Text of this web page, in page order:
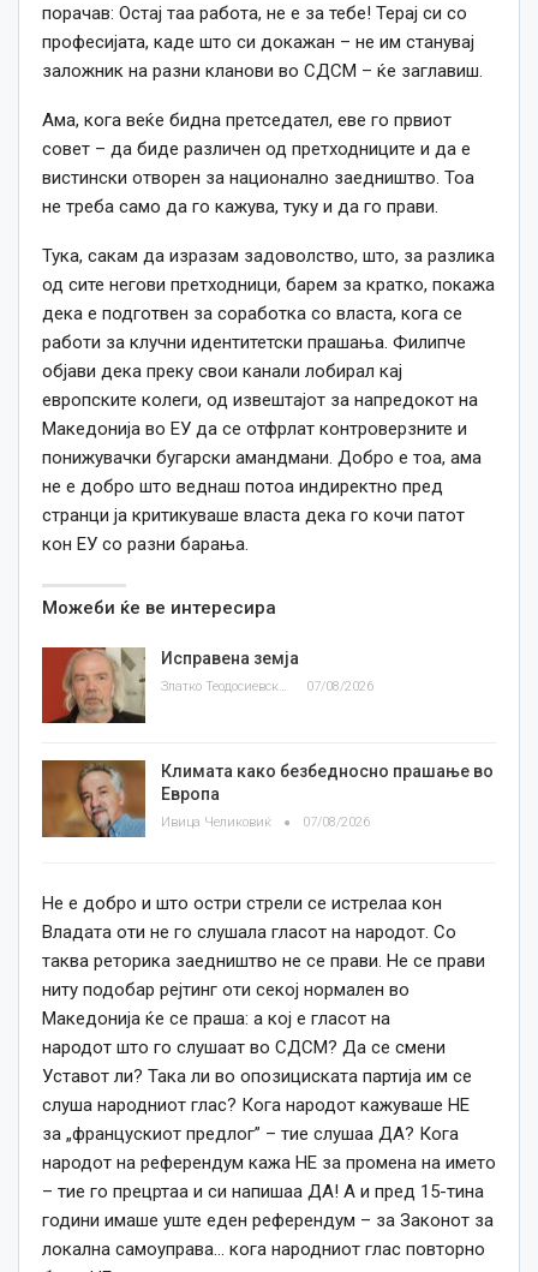
порачав: Остај таа работа, не е за тебе! Терај си со
професијата, каде што си докажан – не им станувај
заложник на разни кланови во СДСМ – ќе заглавиш.
Ама, кога веќе бидна претседател, еве го првиот
совет – да биде различен од претходниците и да е
вистински отворен за национално заедништво. Тоа
не треба само да го кажува, туку и да го прави.
Тука, сакам да изразам задоволство, што, за разлика
од сите негови претходници, барем за кратко, покажа
дека е подготвен за соработка со власта, кога се
работи за клучни идентитетски прашања. Филипче
објави дека преку свои канали лобирал кај
европските колеги, од извештајот за напредокот на
Македонија во ЕУ да се отфрлат контроверзните и
понижувачки бугарски амандмани. Добро е тоа, ама
не е добро што веднаш потоа индиректно пред
странци ја критикуваше власта дека го кочи патот
кон ЕУ со разни барања.
Можеби ќе ве интересира
Исправена земја
Златко Теодосиевски 07/08/2026
Климата како безбедносно прашање во
Европа
Ивица Челиковиќ 07/08/2026
Не е добро и што остри стрели се истрелаа кон
Владата оти не го слушала гласот на народот. Со
таква реторика заедништво не се прави. Не се прави
ниту подобар рејтинг оти секој нормален во
Македонија ќе се праша: а кој е гласот на
народот што го слушаат во СДСМ? Да се смени
Уставот ли? Така ли во опозициската партија им се
слуша народниот глас? Кога народот кажуваше НЕ
за „францускиот предлог” – тие слушаа ДА? Кога
народот на референдум кажа НЕ за промена на името
– тие го прецртаа и си напишаа ДА! А и пред 15-тина
години имаше уште еден референдум – за Законот за
локална самоуправа… кога народниот глас повторно